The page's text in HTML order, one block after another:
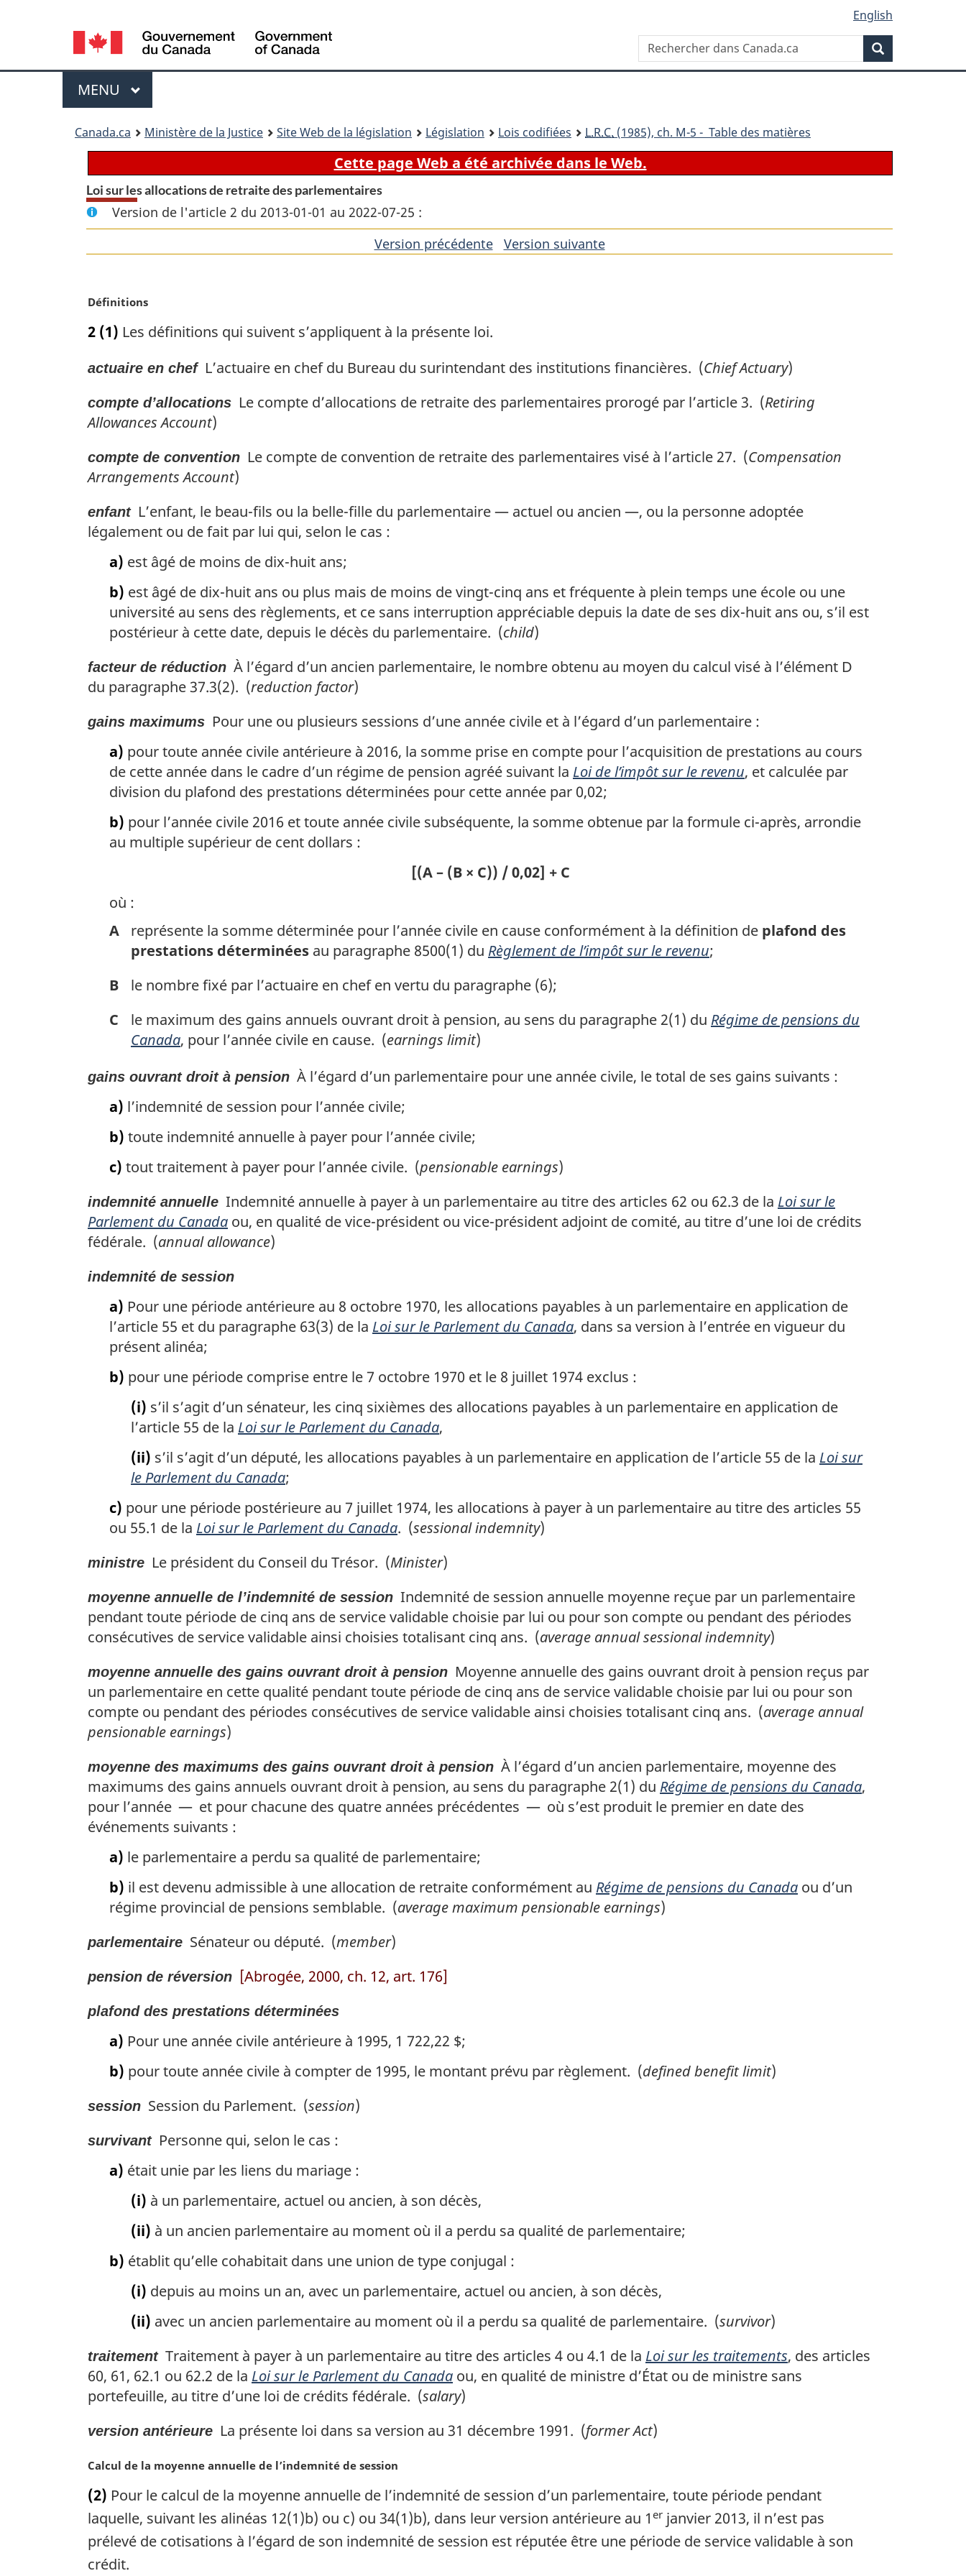
principal
À
site
version
Language
selection
English
Rechercher
dans
Canada.ca
Menu
MENU PRINCIPAL
Canada.ca Ministère de la Justice Site Web de la législation Législation Lois codifiées L.R.C. (1985), ch. M-5 - Table des matières
Cette page Web a été archivée dans le Web.
Loi sur les allocations de retraite des parlementaires
Version de l'article 2 du 2013-01-01 au 2022-07-25 :
Version précédentedeVersion suivantede
N
t
m
r
g
a
l
:
Définitions
2 (1) Les définitions qui suivent s’appliquent à la présente loi.
actuaire en chefL’actuaire en chef du Bureau du surintendant des institutions financières. (Chief Actuary)
compte d’allocations Le compte d’allocations de retraite des parlementaires prorogé par l’article 3. (Retiring
Allowances Account)
compte de convention Le compte de convention de retraite des parlementaires visé à l’article 27. (Compensation
Arrangements Account)
enfantL’enfant, le beau-fils ou la belle-fille du parlementaire — actuel ou ancien —, ou la personne adoptée
légalement ou de fait par lui qui, selon le cas :
a) est âgé de moins de dix-huit ans;
b) est âgé de dix-huit ans ou plus mais de moins de vingt-cinq ans et fréquente à plein temps une école ou une
université au sens des règlements, et ce sans interruption appréciable depuis la date de ses dix-huit ans ou, s’il est
postérieur à cette date, depuis le décès du parlementaire. (child)
facteur de réduction À l’égard d’un ancien parlementaire, le nombre obtenu au moyen du calcul visé à l’élément D
du paragraphe 37.3(2). (reduction factor)
gains maximums Pour une ou plusieurs sessions d’une année civile et à l’égard d’un parlementaire :
a) pour toute année civile antérieure à 2016, la somme prise en compte pour l’acquisition de prestations au cours
de cette année dans le cadre d’un régime de pension agréé suivant la Loi de l’impôt sur le revenu, et calculée par
division du plafond des prestations déterminées pour cette année par 0,02;
b) pour l’année civile 2016 et toute année civile subséquente, la somme obtenue par la formule ci-après, arrondie
au multiple supérieur de cent dollars :
[(A – (B × C)) / 0,02] + C
où :
A
représente la somme déterminée pour l’année civile en cause conformément à la définition de plafond des
prestations déterminées au paragraphe 8500(1) du Règlement de l’impôt sur le revenu;
B
le nombre fixé par l’actuaire en chef en vertu du paragraphe (6);
C
le maximum des gains annuels ouvrant droit à pension, au sens du paragraphe 2(1) du Régime de pensions du
Canada, pour l’année civile en cause. (earnings limit)
gains ouvrant droit à pension À l’égard d’un parlementaire pour une année civile, le total de ses gains suivants :
a) l’indemnité de session pour l’année civile;
b) toute indemnité annuelle à payer pour l’année civile;
c) tout traitement à payer pour l’année civile. (pensionable earnings)
indemnité annuelle Indemnité annuelle à payer à un parlementaire au titre des articles 62 ou 62.3 de la Loi sur le
Parlement du Canada ou, en qualité de vice-président ou vice-président adjoint de comité, au titre d’une loi de crédits
fédérale. (annual allowance)
indemnité de session
a) Pour une période antérieure au 8 octobre 1970, les allocations payables à un parlementaire en application de
l’article 55 et du paragraphe 63(3) de la Loi sur le Parlement du Canada, dans sa version à l’entrée en vigueur du
présent alinéa;
b) pour une période comprise entre le 7 octobre 1970 et le 8 juillet 1974 exclus :
(i) s’il s’agit d’un sénateur, les cinq sixièmes des allocations payables à un parlementaire en application de
l’article 55 de la Loi sur le Parlement du Canada,
(ii) s’il s’agit d’un député, les allocations payables à un parlementaire en application de l’article 55 de la Loi sur
le Parlement du Canada;
c) pour une période postérieure au 7 juillet 1974, les allocations à payer à un parlementaire au titre des articles 55
ou 55.1 de la Loi sur le Parlement du Canada. (sessional indemnity)
ministre Le président du Conseil du Trésor. (Minister)
moyenne annuelle de l’indemnité de session Indemnité de session annuelle moyenne reçue par un parlementaire
pendant toute période de cinq ans de service validable choisie par lui ou pour son compte ou pendant des périodes
consécutives de service validable ainsi choisies totalisant cinq ans. (average annual sessional indemnity)
moyenne annuelle des gains ouvrant droit à pension Moyenne annuelle des gains ouvrant droit à pension reçus par
un parlementaire en cette qualité pendant toute période de cinq ans de service validable choisie par lui ou pour son
compte ou pendant des périodes consécutives de service validable ainsi choisies totalisant cinq ans. (average annual
pensionable earnings)
moyenne des maximums des gains ouvrant droit à pension À l’égard d’un ancien parlementaire, moyenne des
maximums des gains annuels ouvrant droit à pension, au sens du paragraphe 2(1) du Régime de pensions du Canada,
pour l’année — et pour chacune des quatre années précédentes — où s’est produit le premier en date des
événements suivants :
a) le parlementaire a perdu sa qualité de parlementaire;
b) il est devenu admissible à une allocation de retraite conformément au Régime de pensions du Canada ou d’un
régime provincial de pensions semblable. (average maximum pensionable earnings)
parlementaire Sénateur ou député. (member)
pension de réversion [Abrogée, 2000, ch. 12, art. 176]
plafond des prestations déterminées
a) Pour une année civile antérieure à 1995, 1 722,22 $;
b) pour toute année civile à compter de 1995, le montant prévu par règlement. (defined benefit limit)
session Session du Parlement. (session)
survivantPersonne qui, selon le cas :
a) était unie par les liens du mariage :
(i) à un parlementaire, actuel ou ancien, à son décès,
(ii) à un ancien parlementaire au moment où il a perdu sa qualité de parlementaire;
b) établit qu’elle cohabitait dans une union de type conjugal :
(i) depuis au moins un an, avec un parlementaire, actuel ou ancien, à son décès,
(ii) avec un ancien parlementaire au moment où il a perdu sa qualité de parlementaire. (survivor)
traitementTraitement à payer à un parlementaire au titre des articles 4 ou 4.1 de la Loi sur les traitements, des articles
60, 61, 62.1 ou 62.2 de la Loi sur le Parlement du Canada ou, en qualité de ministre d’État ou de ministre sans
portefeuille, au titre d’une loi de crédits fédérale. (salary)
version antérieure La présente loi dans sa version au 31 décembre 1991. (former Act)
N
t
e
a
r
Calcul de la moyenne annuelle de l’indemnité de session
(2) Pour le calcul de la moyenne annuelle de l’indemnité de session d’un parlementaire, toute période pendant
laquelle, suivant les alinéas 12(1)b) ou c) ou 34(1)b), dans leur version antérieure au 1 er janvier 2013, il n’est pas
prélevé de cotisations à l’égard de son indemnité de session est réputée être une période de service validable à son
crédit.